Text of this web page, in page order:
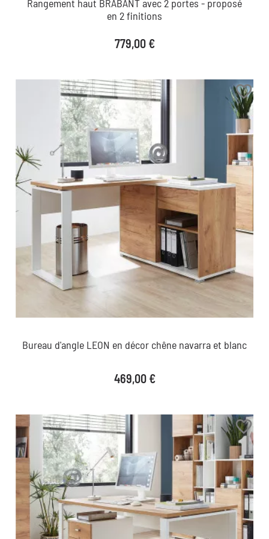
Rangement haut BRABANT avec 2 portes - proposé
en 2 finitions
Prix
779,00 €
favorite_border
Bureau d'angle LEON en décor chêne navarra et blanc
Prix
469,00 €
favorite_border